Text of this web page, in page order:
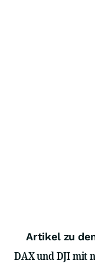
Artikel zu
DAX und DJI mit